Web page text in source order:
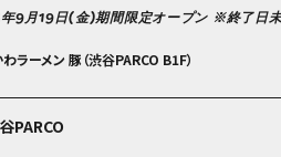
9月19日(金)期間限定オープン ※終了日
ラーメン 豚（渋谷PARCO B1F）
PARCO